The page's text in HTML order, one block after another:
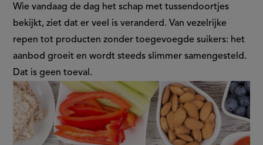
verschuiving
in
het
tussendoorschap
Wie vandaag de dag het schap met tussendoortjes
bekijkt, ziet dat er veel is veranderd. Van vezelrijke
repen tot producten zonder toegevoegde suikers: het
aanbod groeit en wordt steeds slimmer samengesteld.
Dat is geen toeval.